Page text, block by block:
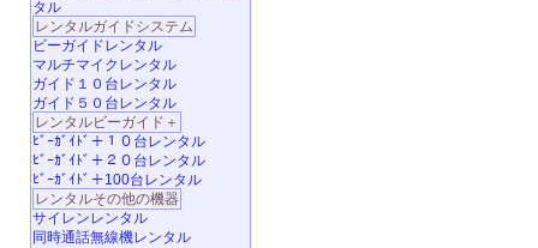
タル
レンタルガイドシステム
ビーガイドレンタル
マルチマイクレンタル
ガイド１０台レンタル
ガイド５０台レンタル
レンタルビーガイド＋
ﾋﾞｰｶﾞｲﾄﾞ＋１０台レンタル
ﾋﾞｰｶﾞｲﾄﾞ＋２０台レンタル
ﾋﾞｰｶﾞｲﾄﾞ＋100台レンタル
レンタルその他の機器
サイレンレンタル
同時通話無線機レンタル